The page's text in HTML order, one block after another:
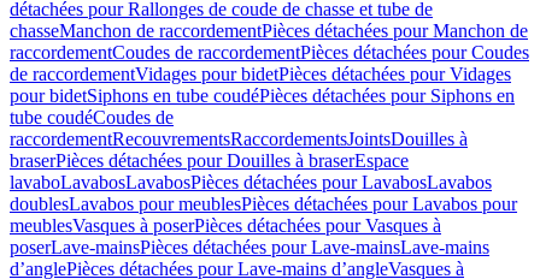
détachées pour Rallonges de coude de chasse et tube de
chasseManchon de raccordementPièces détachées pour Manchon de
raccordementCoudes de raccordementPièces détachées pour Coudes
de raccordementVidages pour bidetPièces détachées pour Vidages
pour bidetSiphons en tube coudéPièces détachées pour Siphons en
tube coudéCoudes de
raccordementRecouvrementsRaccordementsJointsDouilles à
braserPièces détachées pour Douilles à braserEspace
lavaboLavabosLavabosPièces détachées pour LavabosLavabos
doublesLavabos pour meublesPièces détachées pour Lavabos pour
meublesVasques à poserPièces détachées pour Vasques à
poserLave-mainsPièces détachées pour Lave-mainsLave-mains
d’anglePièces détachées pour Lave-mains d’angleVasques à